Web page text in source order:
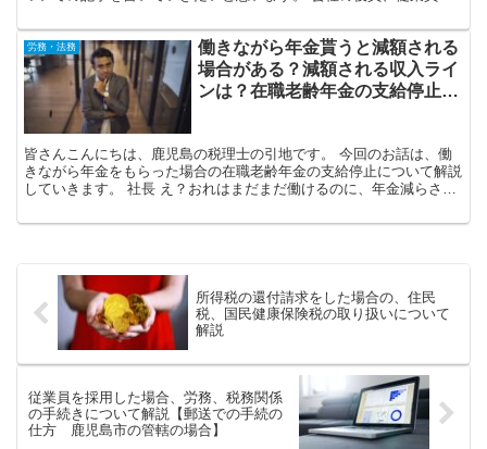
労務・法務
働きながら年金貰うと減額される
場合がある？減額される収入ライ
ンは？在職老齢年金の支給停止に
皆さんこんにちは、鹿児島の税理士の引地です。 今回のお話は、働
きながら年金をもらった場合の在職老齢年金の支給停止について解説
していきます。 社長 え？おれはまだまだ働けるのに、年金減らされ
所得税の還付請求をした場合の、住民
税、国民健康保険税の取り扱いについて
解説
従業員を採用した場合、労務、税務関係
の手続きについて解説【郵送での手続の
仕方 鹿児島市の管轄の場合】